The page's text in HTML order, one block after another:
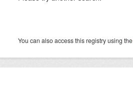
You can also access this registry using the